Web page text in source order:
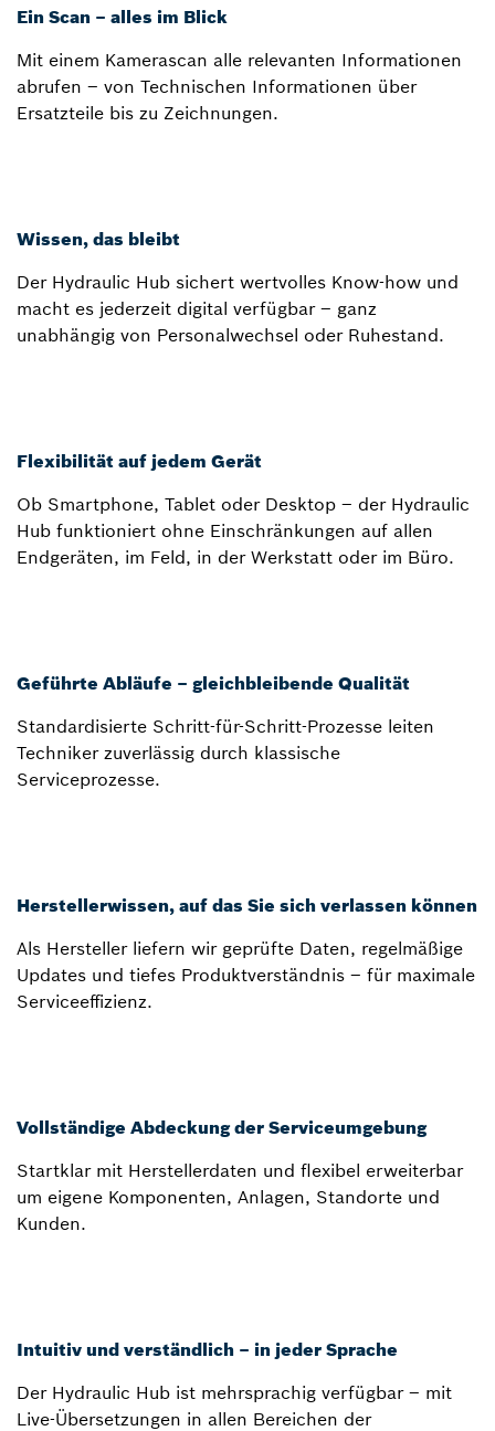
Ein Scan – alles im Blick
Mit einem Kamerascan alle relevanten Informationen
abrufen – von Technischen Informationen über
Ersatzteile bis zu Zeichnungen.
Wissen, das bleibt
Der Hydraulic Hub sichert wertvolles Know-how und
macht es jederzeit digital verfügbar – ganz
unabhängig von Personalwechsel oder Ruhestand.
Flexibilität auf jedem Gerät
Ob Smartphone, Tablet oder Desktop – der Hydraulic
Hub funktioniert ohne Einschränkungen auf allen
Endgeräten, im Feld, in der Werkstatt oder im Büro.
Geführte Abläufe – gleichbleibende Qualität
Standardisierte Schritt-für-Schritt-Prozesse leiten
Techniker zuverlässig durch klassische
Serviceprozesse.
Herstellerwissen, auf das Sie sich verlassen können
Als Hersteller liefern wir geprüfte Daten, regelmäßige
Updates und tiefes Produktverständnis – für maximale
Serviceeffizienz.
Vollständige Abdeckung der Serviceumgebung
Startklar mit Herstellerdaten und flexibel erweiterbar
um eigene Komponenten, Anlagen, Standorte und
Kunden.
Intuitiv und verständlich – in jeder Sprache
Der Hydraulic Hub ist mehrsprachig verfügbar – mit
Live-Übersetzungen in allen Bereichen der